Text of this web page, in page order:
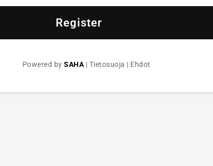
Register
Powered by SAHA | Tietosuoja | Ehdot